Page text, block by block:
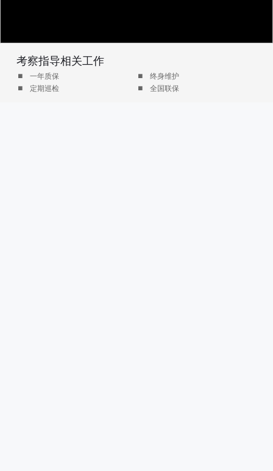
考察指导相关工作
一年质保
终身维护
定期巡检
全国联保